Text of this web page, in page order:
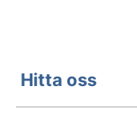
Hitta oss